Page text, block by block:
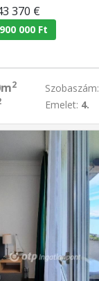
370 €
000 Ft
2 Szobaszám:
Emelet: 4.